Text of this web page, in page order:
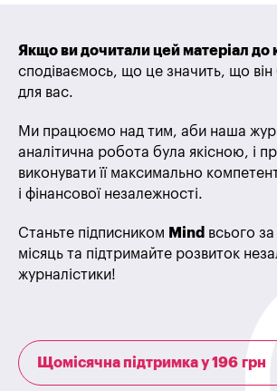
Якщо ви дочитали цей матеріал до
сподіваємось, що це значить, що
для вас.
Ми працюємо над тим, аби наша
аналітична робота була якісною, і
виконувати її максимально
і фінансової незалежності.
Станьте підписником Mind всього
місяць та підтримайте розвиток
журналістики!
Щомісячна підтримка у 196 грн